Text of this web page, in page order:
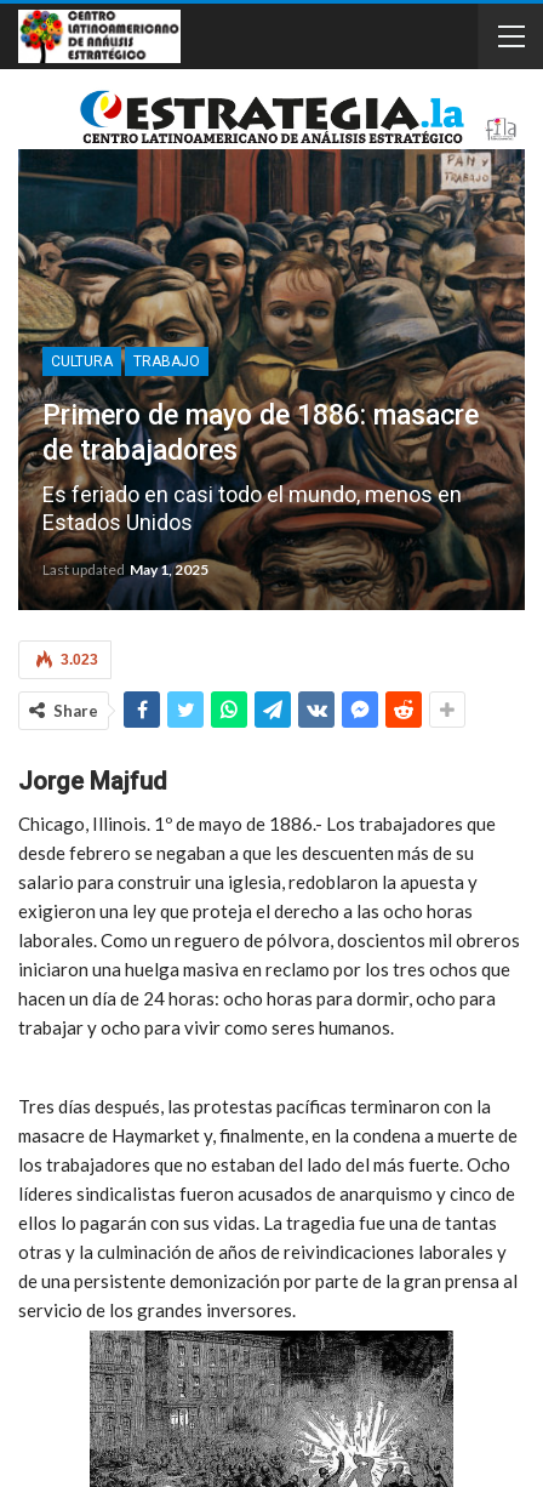
CULTURA TRABAJO
Primero de mayo de 1886: masacre
de trabajadores
Es feriado en casi todo el mundo, menos en
Estados Unidos
Last updated May 1, 2025
3.023
Share
Jorge Majfud
Chicago, Illinois. 1º de mayo de 1886.- Los trabajadores que
desde febrero se negaban a que les descuenten más de su
salario para construir una iglesia, redoblaron la apuesta y
exigieron una ley que proteja el derecho a las ocho horas
laborales. Como un reguero de pólvora, doscientos mil obreros
iniciaron una huelga masiva en reclamo por los tres ochos que
hacen un día de 24 horas: ocho horas para dormir, ocho para
trabajar y ocho para vivir como seres humanos.
Tres días después, las protestas pacíficas terminaron con la
masacre de Haymarket y, finalmente, en la condena a muerte de
los trabajadores que no estaban del lado del más fuerte. Ocho
líderes sindicalistas fueron acusados de anarquismo y cinco de
ellos lo pagarán con sus vidas. La tragedia fue una de tantas
otras y la culminación de años de reivindicaciones laborales y
de una persistente demonización por parte de la gran prensa al
servicio de los grandes inversores.